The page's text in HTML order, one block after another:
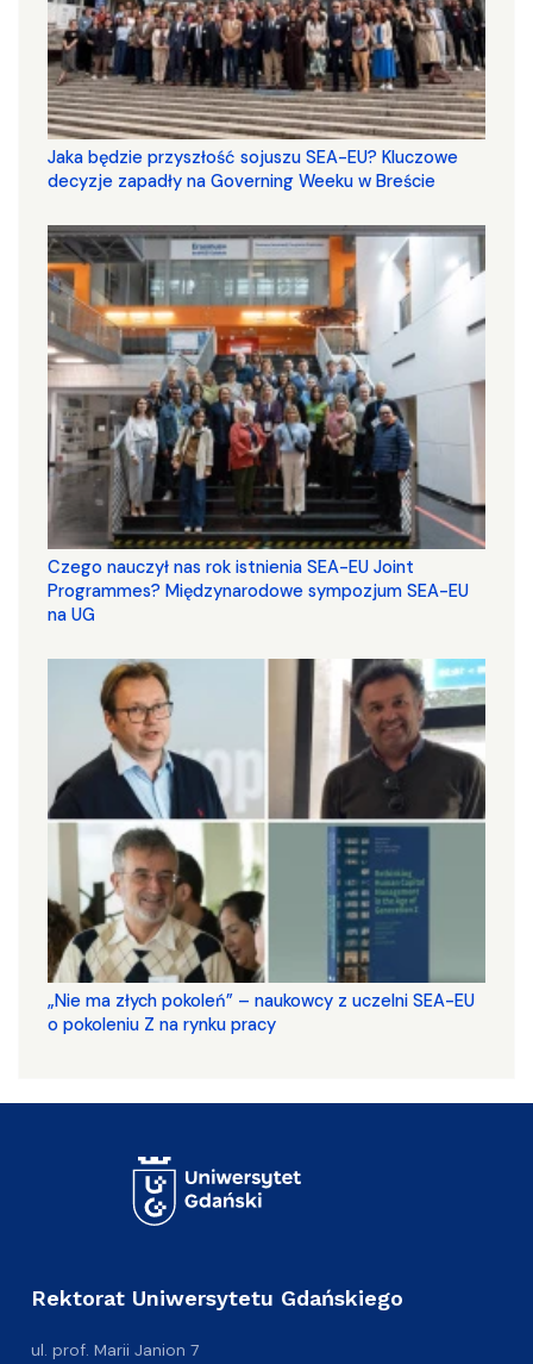
Jaka będzie przyszłość sojuszu SEA-EU? Kluczowe
decyzje zapadły na Governing Weeku w Breście
Czego nauczył nas rok istnienia SEA-EU Joint
Programmes? Międzynarodowe sympozjum SEA-EU
na UG
„Nie ma złych pokoleń” – naukowcy z uczelni SEA-EU
o pokoleniu Z na rynku pracy
Rektorat Uniwersytetu Gdańskiego
ul. prof. Marii Janion 7